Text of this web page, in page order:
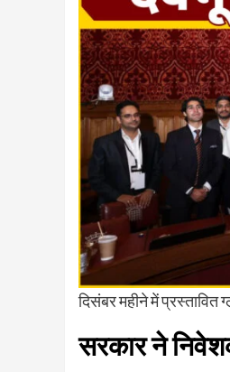
दिसंबर महीने में प्रस्तावित
सरकार ने